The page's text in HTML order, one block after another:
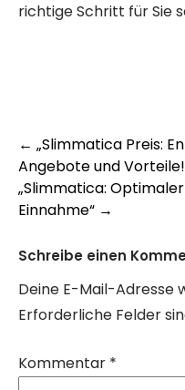
richtige Schritt für Sie
Post
navigation
← „Slimmatica Preis:
Angebote und
„Slimmatica:
Einnahme“ →
Schreibe einen
Deine E-Mail-Adresse
Erforderliche Felder
Kommentar *